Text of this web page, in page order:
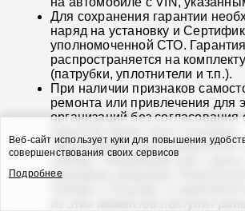
Для сохранения гарантии
наряд на установку и
уполномоченной СТО.
распространяется на
(патрубки, уплотнители и т.п.).
При наличии признаков
ремонта или привлечения для
организаций без
Гарантийный срок начинается
Товара Продавцом или с даты,
Продавец уведомил Покупателя
Товара к отгрузке, в
Веб-сайт использует куки для повышения
совершенствования своих сервисов
Подробнее